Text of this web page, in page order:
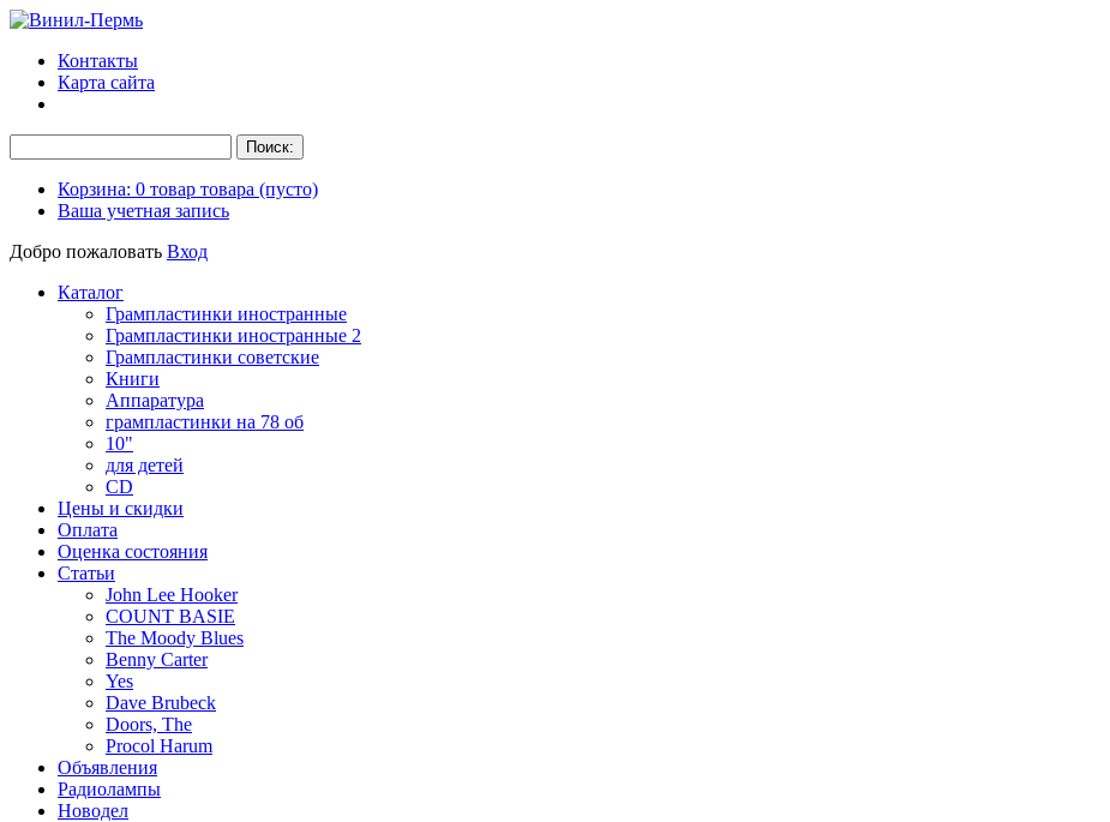
Контакты
Карта сайта
Корзина: 0 товар товара (пусто)
Ваша учетная запись
Добро пожаловать Вход
Каталог
Грампластинки иностранные
Грампластинки иностранные 2
Грампластинки советские
Книги
Аппаратура
грампластинки на 78 об
10"
для детей
CD
Цены и скидки
Оплата
Оценка состояния
Статьи
John Lee Hooker
COUNT BASIE
The Moody Blues
Benny Carter
Yes
Dave Brubeck
Doors, The
Procol Harum
Объявления
Радиолампы
Новодел